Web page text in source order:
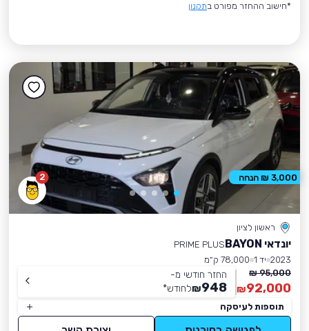
*חישוב ההחזר מפורט בתקנון
2
ראשון לציון
יונדאי BAYON
PRIME PLUS
2023 יד 1
78,000 ק״מ
95,000 ₪
92,000
₪
החזר חודשי מ-
948
₪לחודש*
תוספות לעיסקה
3,000 ₪ הנחה